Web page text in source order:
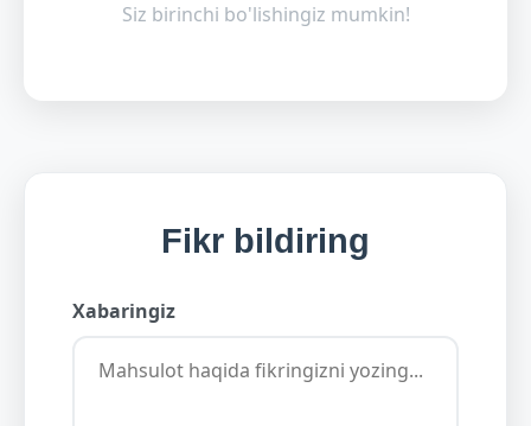
Siz birinchi bo'lishingiz mumkin!
Fikr bildiring
Xabaringiz